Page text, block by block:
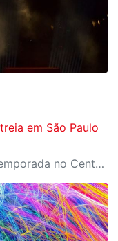
em São Paulo
Espetáculo tem estreia em curta temporada no Centro Cultural FIESP, no dia 20 de agosto, às 20h.